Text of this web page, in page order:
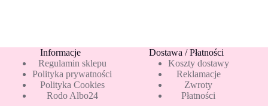
Informacje
Regulamin sklepu
Polityka prywatności
Polityka Cookies
Rodo Albo24
Dostawa / Płatności
Koszty dostawy
Reklamacje
Zwroty
Płatności